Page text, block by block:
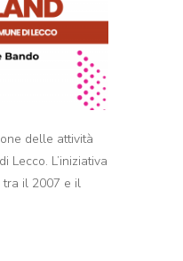
delle attività
Lecco. L’iniziativa
tra il 2007 e il